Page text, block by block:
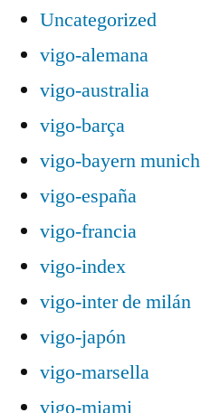
Uncategorized
vigo-alemana
vigo-australia
vigo-barça
vigo-bayern munich
vigo-españa
vigo-francia
vigo-index
vigo-inter de milán
vigo-japón
vigo-marsella
vigo-miami